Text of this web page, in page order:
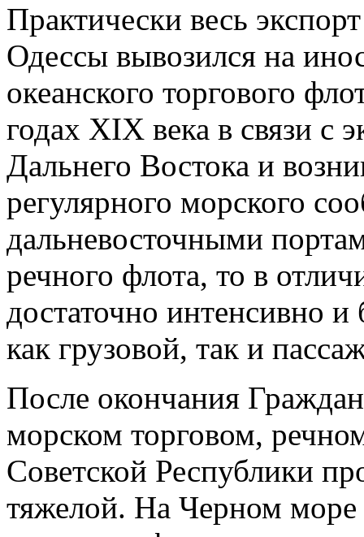
Практически весь
Одессы вывозился на
океанского торгового
годах XIX века в связи с
Дальнего Востока и
регулярного морского
дальневосточными
речного флота, то в
достаточно интенсивно
как грузовой, так и
После окончания
морском торговом,
Советской Республики
тяжелой. На Черном